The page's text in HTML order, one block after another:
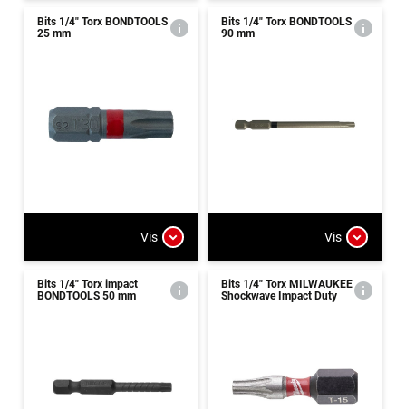
Bits 1/4" Torx BONDTOOLS
25 mm
Vis
Bits 1/4" Torx BONDTOOLS
90 mm
Vis
Bits 1/4" Torx impact
BONDTOOLS 50 mm
Bits 1/4" Torx MILWAUKEE
Shockwave Impact Duty